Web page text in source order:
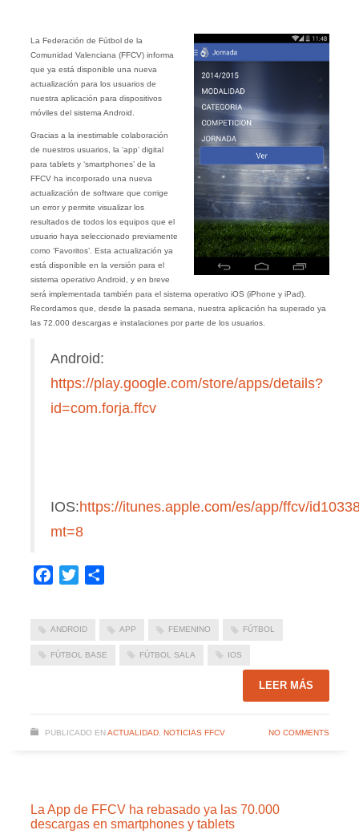
La Federación de Fútbol de la
Comunidad Valenciana (FFCV) informa
que ya está disponible una nueva
actualización para los usuarios de
nuestra aplicación para dispositivos
móviles del sistema Android.
Gracias a la inestimable colaboración
de nuestros usuarios, la ‘app’ digital
para tablets y ‘smartphones’ de la
FFCV ha incorporado una nueva
actualización de software que corrige
un error y permite visualizar los
resultados de todos los equipos que el
usuario haya seleccionado previamente
como ‘Favoritos’. Esta actualización ya
está disponible en la versión para el
sistema operativo Android, y en breve
será implementada también para el sistema operativo iOS (iPhone y iPad).
Recordamos que, desde la pasada semana, nuestra aplicación ha superado ya
las 72.000 descargas e instalaciones por parte de los usuarios.
Android:
https://play.google.com/store/apps/details?
id=com.forja.ffcv
IOS:https://itunes.apple.com/es/app/ffcv/
mt=8
Facebook
Twitter
ANDROID APP FEMENINO FÚTBOL
FÚTBOL BASE FÚTBOL SALA IOS
LEER MÁS
PUBLICADO EN ACTUALIDAD, NOTICIAS FFCV NO COMMENTS
La App de FFCV ha rebasado ya las 70.000
descargas en smartphones y tablets